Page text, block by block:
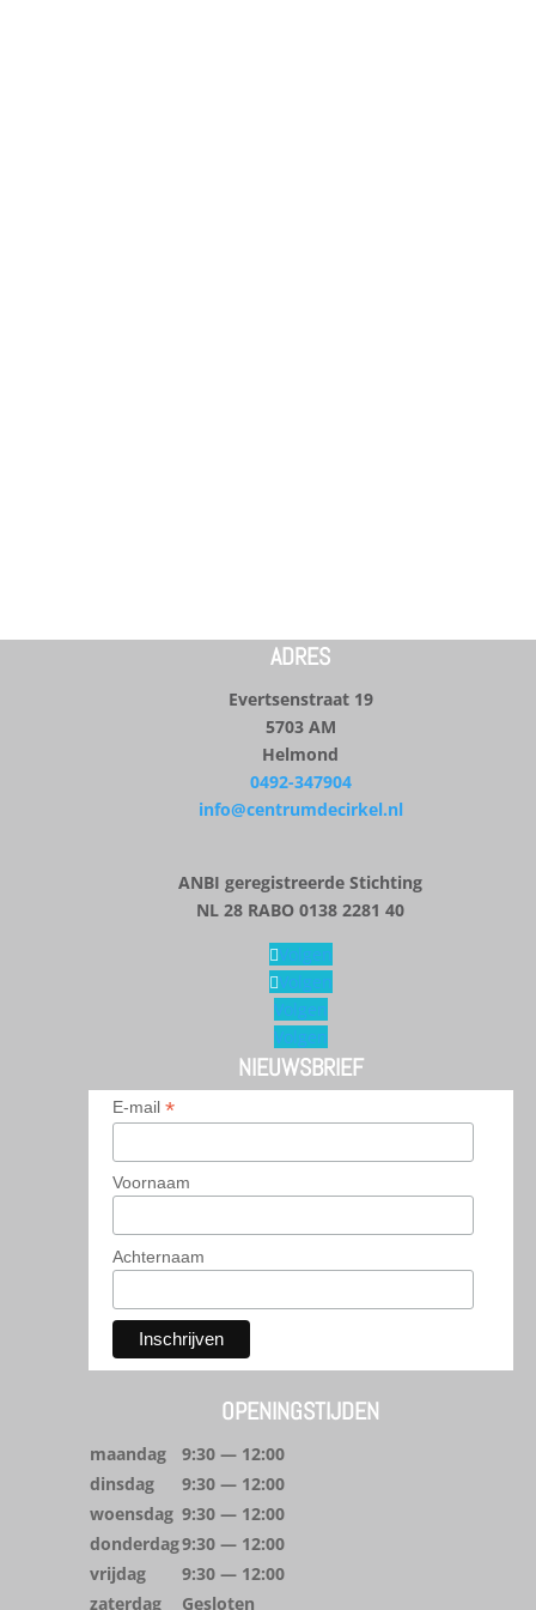
ADRES
Evertsenstraat 19
5703 AM
Helmond
0492-347904
info@centrumdecirkel.nl
ANBI geregistreerde Stichting
NL 28 RABO 0138 2281 40
Volgen
Volgen
Volgen
Volgen
NIEUWSBRIEF
E-mail *
Voornaam
Achternaam
OPENINGSTIJDEN
maandag
9:30 — 12:00
dinsdag
9:30 — 12:00
woensdag 9:30 — 12:00
donderdag9:30 — 12:00
vrijdag
9:30 — 12:00
zaterdag
Gesloten